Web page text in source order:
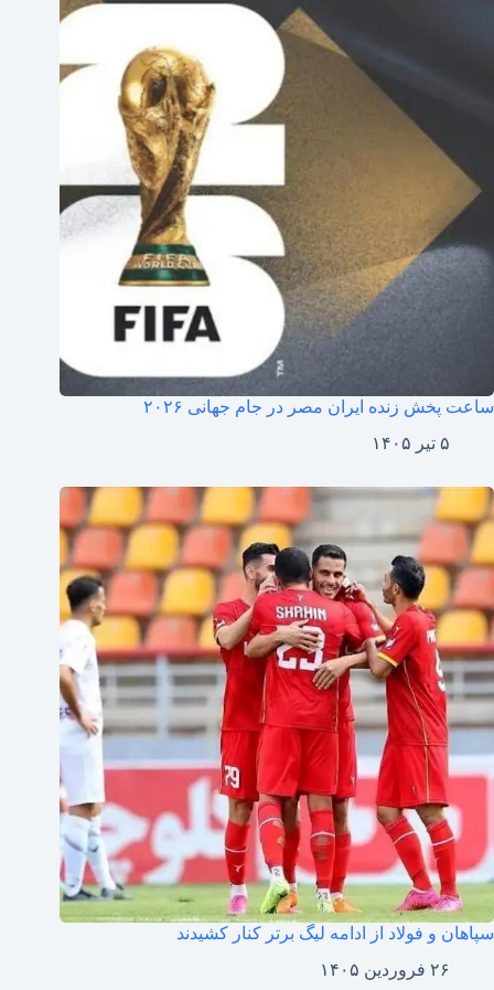
ساعت پخش زنده ایران مصر در جام جهانی ۲۰۲۶
۵ تیر ۱۴۰۵
سپاهان و فولاد از ادامه لیگ برتر کنار کشیدند
۲۶ فروردین ۱۴۰۵